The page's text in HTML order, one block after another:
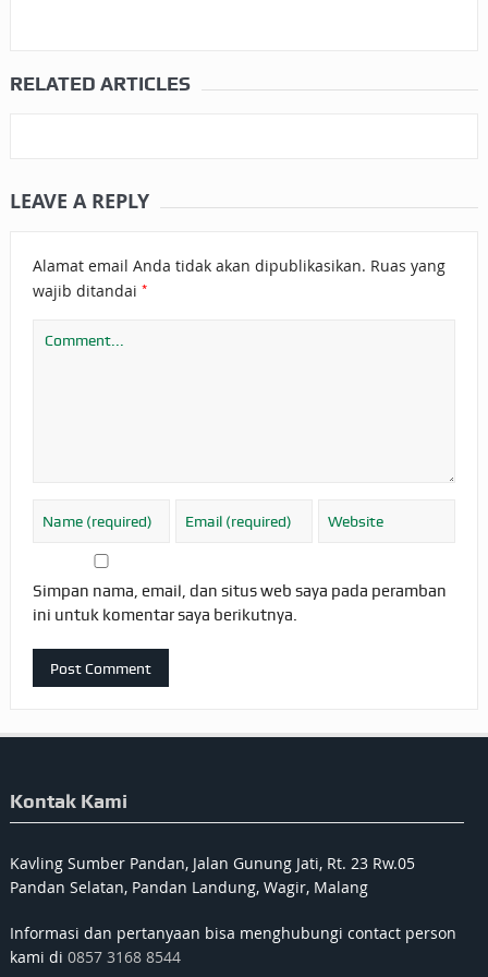
RELATED ARTICLES
LEAVE A REPLY
Alamat email Anda tidak akan dipublikasikan. Ruas yang
wajib ditandai *
Simpan nama, email, dan situs web saya pada peramban
ini untuk komentar saya berikutnya.
Kontak Kami
Kavling Sumber Pandan, Jalan Gunung Jati, Rt. 23 Rw.05
Pandan Selatan, Pandan Landung, Wagir, Malang
Informasi dan pertanyaan bisa menghubungi contact person
kami di 0857 3168 8544